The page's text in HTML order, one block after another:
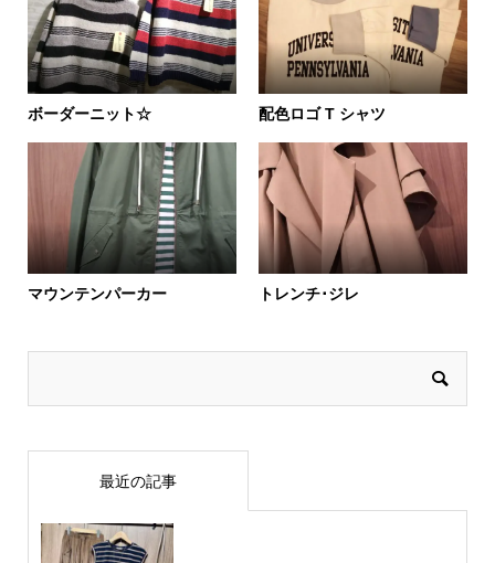
ボーダーニット☆ 配色ロゴ T シャツ
マウンテンパーカー トレンチ･ジレ
最近の記事